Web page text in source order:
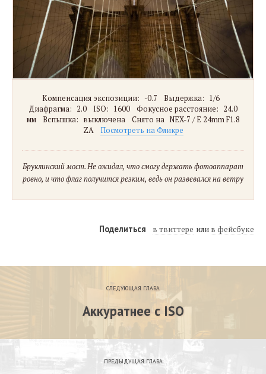
Компенсация экспозиции: -0.7 Выдержка: 1/6
Диафрагма: 2.0 ISO: 1600 Фокусное расстояние: 24.0
мм
Вспышка: выключена Снято на NEX-7 / E 24mm F1.8
ZA
Посмотреть на Фликре
Бруклинский мост. Не ожидал, что смогу держать фотоаппарат
ровно, и что флаг получится резким, ведь он развевался на ветру
Поделиться в твиттере в фейсбуке
СЛЕДУЮЩАЯ ГЛАВА
Аккуратнее с ISO
ПРЕДЫДУЩАЯ ГЛАВА